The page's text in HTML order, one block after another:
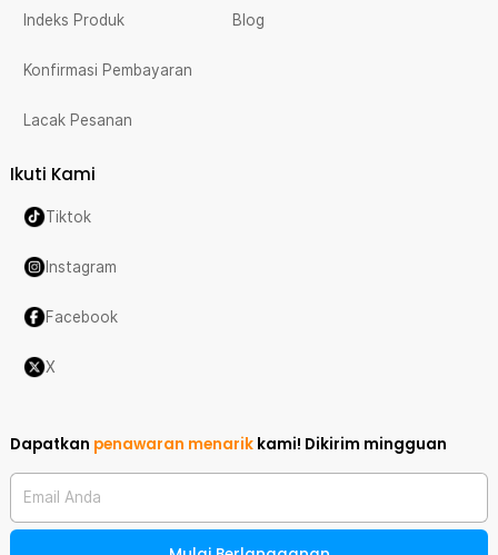
Indeks Produk
Konfirmasi Pembayaran
Lacak Pesanan
Blog
Ikuti Kami
Tiktok
Instagram
Facebook
X
Dapatkan penawaran menarik kami! Dikirim mingguan
Email Anda